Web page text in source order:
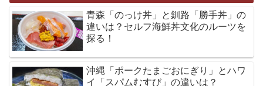
青森「のっけ丼」と釧路「勝手丼」の
違いは？セルフ海鮮丼文化のルーツを
探る！
沖縄「ポークたまごおにぎり」とハワ
イ「スパムむすび」の違いは？